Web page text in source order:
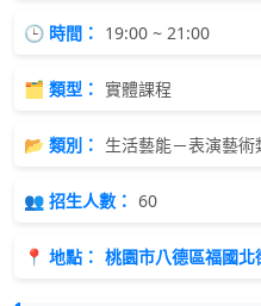
🕒 時間： 19:00 ~ 21:00
🗂 類型： 實體課程
📂 類別： 生活藝能－表演藝術
👥 招生人數： 60
📍 地點： 桃園市八德區福國